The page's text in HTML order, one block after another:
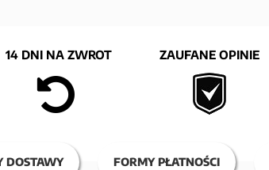
14 DNI NA ZWROT ZAUFANE OPINIE
DOSTAWY FORMY PŁATNOŚCI